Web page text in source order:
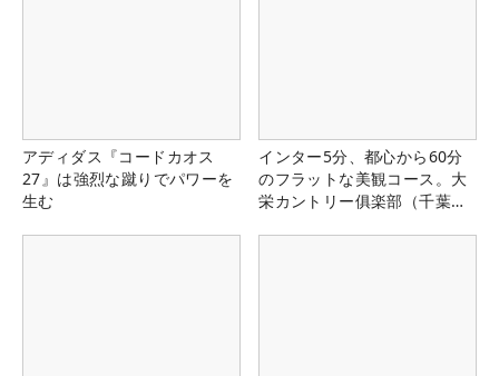
アディダス『コードカオス
27』は強烈な蹴りでパワーを
生む
インター5分、都心から60分
のフラットな美観コース。大
栄カントリー俱楽部（千葉